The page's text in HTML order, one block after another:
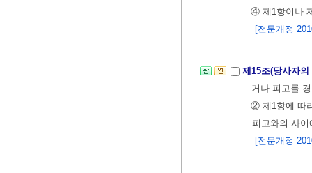
④ 제1항이나
[전문개정
제15조(당사자
거나 피고를
② 제1항에 따
피고와의 사
[전문개정